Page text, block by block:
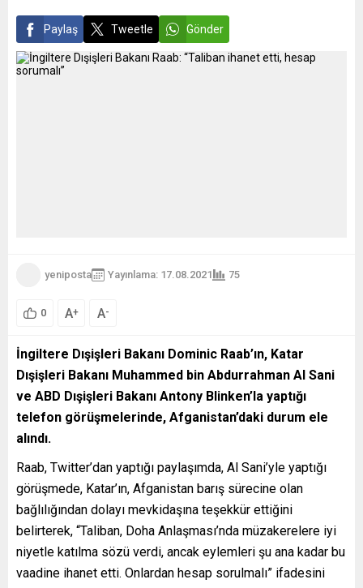
Paylaş Tweetle Gönder
yeniposta Yayınlama: 17.08.2021 75
0 A+ A-
İngiltere Dışişleri Bakanı Dominic Raab’ın, Katar
Dışişleri Bakanı Muhammed bin Abdurrahman Al Sani
ve ABD Dışişleri Bakanı Antony Blinken’la yaptığı
telefon görüşmelerinde, Afganistan’daki durum ele
alındı.
Raab, Twitter’dan yaptığı paylaşımda, Al Sani’yle yaptığı
görüşmede, Katar’ın, Afganistan barış sürecine olan
bağlılığından dolayı mevkidaşına teşekkür ettiğini
belirterek, “Taliban, Doha Anlaşması’nda müzakerelere iyi
niyetle katılma sözü verdi, ancak eylemleri şu ana kadar bu
vaadine ihanet etti. Onlardan hesap sorulmalı” ifadesini